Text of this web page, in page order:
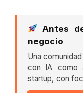
Antes
negocio
Una
con IA como
startup, con